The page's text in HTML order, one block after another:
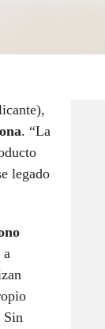
. “La
legado
a
Sin